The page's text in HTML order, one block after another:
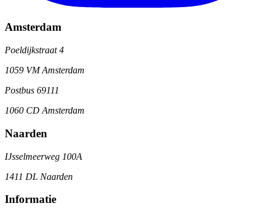
Amsterdam
Poeldijkstraat 4
1059 VM Amsterdam
Postbus 69111
1060 CD Amsterdam
Naarden
IJsselmeerweg 100A
1411 DL Naarden
Informatie